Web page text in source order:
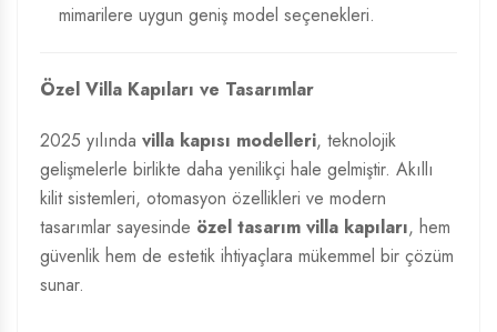
mimarilere uygun geniş model seçenekleri.
Özel Villa Kapıları ve Tasarımlar
2025 yılında villa kapısı modelleri, teknolojik
gelişmelerle birlikte daha yenilikçi hale gelmiştir. Akıllı
kilit sistemleri, otomasyon özellikleri ve modern
tasarımlar sayesinde özel tasarım villa kapıları, hem
güvenlik hem de estetik ihtiyaçlara mükemmel bir çözüm
sunar.